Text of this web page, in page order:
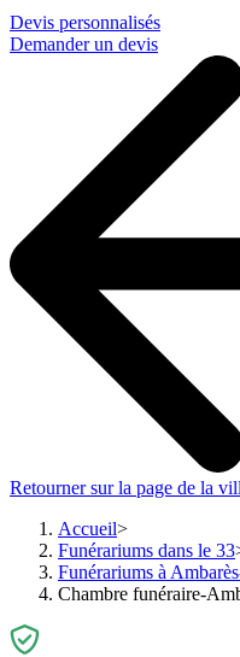
Devis personnalisés
Demander un devis
Retourner sur la page de la
Accueil
Funérariums dans le 33
Funérariums à
Chambre funéraire-